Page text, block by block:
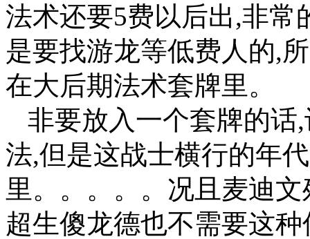
法术还要5费以后出,非常
是要找游龙等低费人的,
在大后期法术套牌里。
非要放入一个套牌的话
法,但是这战士横行的年
里。。。。。况且麦迪
超生傻龙德也不需要这